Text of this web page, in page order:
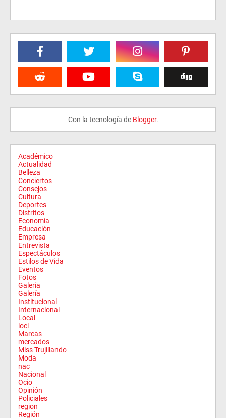
Con la tecnología de Blogger.
Académico
Actualidad
Belleza
Conciertos
Consejos
Cultura
Deportes
Distritos
Economía
Educación
Empresa
Entrevista
Espectáculos
Estilos de Vida
Eventos
Fotos
Galeria
Galería
Institucional
Internacional
Local
locl
Marcas
mercados
Miss Trujillando
Moda
nac
Nacional
Ocio
Opinión
Policiales
region
Región